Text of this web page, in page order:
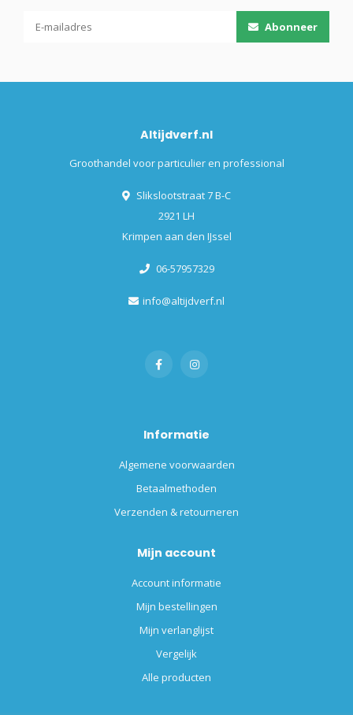
Abonneer
Altijdverf.nl
Groothandel voor particulier en professional
Slikslootstraat 7 B-C
2921 LH
Krimpen aan den IJssel
06-57957329
info@altijdverf.nl
Informatie
Algemene voorwaarden
Betaalmethoden
Verzenden & retourneren
Mijn account
Account informatie
Mijn bestellingen
Mijn verlanglijst
Vergelijk
Alle producten